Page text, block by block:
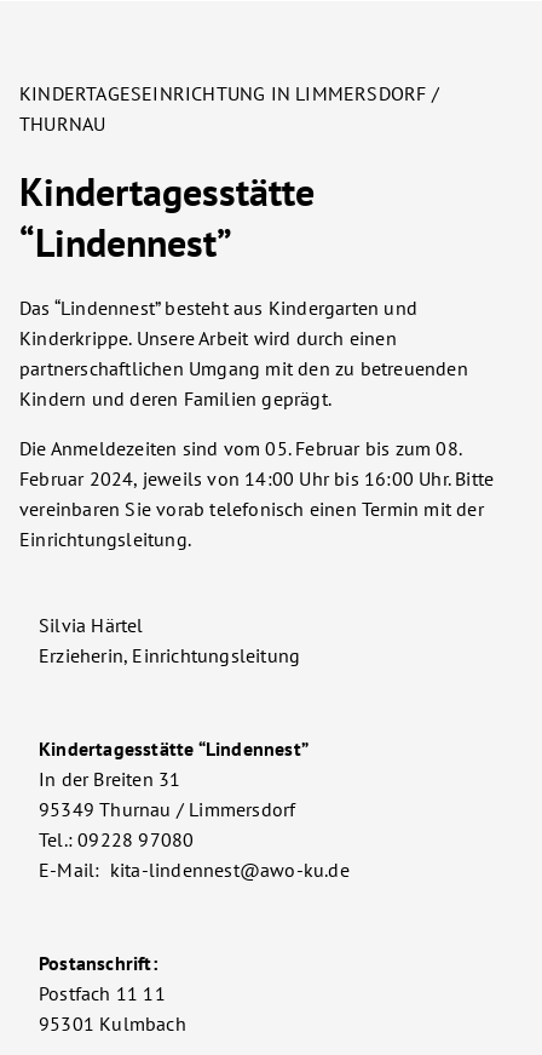
KINDERTAGESEINRICHTUNG IN LIMMERSDORF /
THURNAU
Kindertagesstätte
“Lindennest”
Das “Lindennest” besteht aus Kindergarten und
Kinderkrippe. Unsere Arbeit wird durch einen
partnerschaftlichen Umgang mit den zu betreuenden
Kindern und deren Familien geprägt.
Die Anmeldezeiten sind vom 05. Februar bis zum 08.
Februar 2024, jeweils von 14:00 Uhr bis 16:00 Uhr. Bitte
vereinbaren Sie vorab telefonisch einen Termin mit der
Einrichtungsleitung.
Silvia Härtel
Erzieherin, Einrichtungsleitung
Kindertagesstätte “Lindennest”
In der Breiten 31
95349 Thurnau / Limmersdorf
Tel.: 09228 97080
E-Mail: kita-lindennest@awo-ku.de
Postanschrift:
Postfach 11 11
95301 Kulmbach